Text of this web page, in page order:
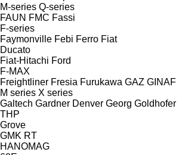
M-series Q-series
FAUN FMC Fassi
F-series
Faymonville Febi Ferro Fiat
Ducato
Fiat-Hitachi Ford
F-MAX
Freightliner Fresia Furukawa GAZ GINAF
M series X series
Galtech Gardner Denver Georg Goldhofer
THP
Grove
GMK RT
HANOMAG